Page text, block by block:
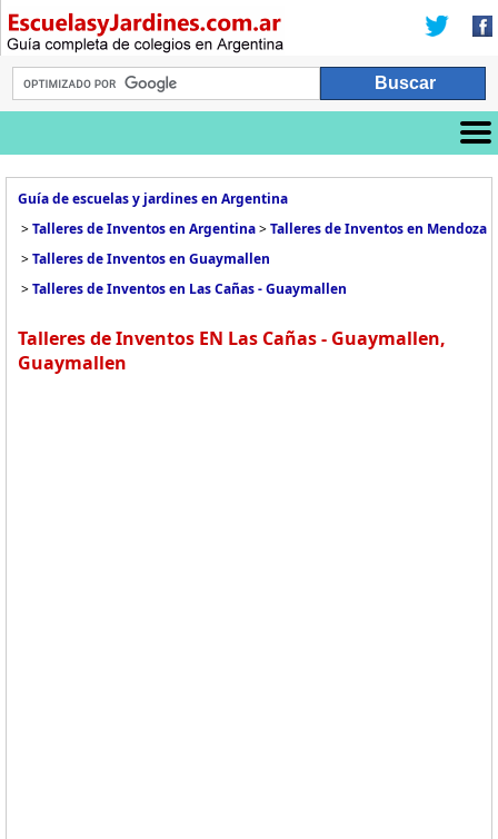
Guía de escuelas y jardines en Argentina
>Talleres de Inventos en Argentina>Talleres de Inventos en Mendoza
>Talleres de Inventos en Guaymallen
>Talleres de Inventos en Las Cañas - Guaymallen
Talleres de Inventos EN Las Cañas - Guaymallen,
Guaymallen